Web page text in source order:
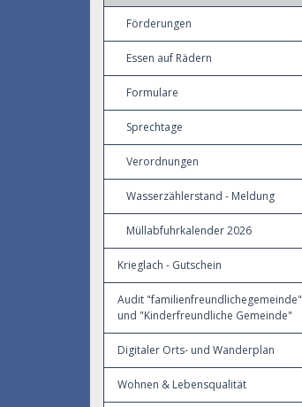
Förderungen
Essen auf Rädern
Formulare
Sprechtage
Verordnungen
Wasserzählerstand - Meldung
Müllabfuhrkalender 2026
Krieglach - Gutschein
Audit "familienfreundlichegemeinde"
und "Kinderfreundliche Gemeinde"
Digitaler Orts- und Wanderplan
Wohnen & Lebensqualität